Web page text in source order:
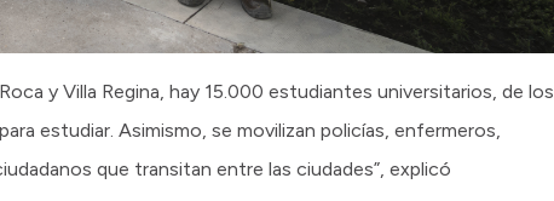
y Villa Regina, hay 15.000 estudiantes universitarios, de los
estudiar. Asimismo, se movilizan policías, enfermeros,
que transitan entre las ciudades”, explicó